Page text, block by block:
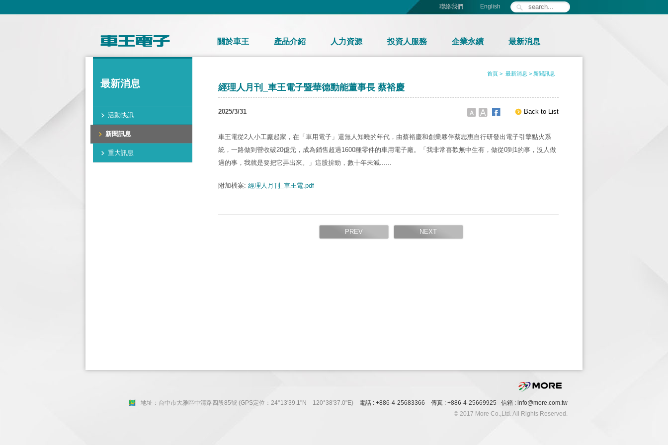
聯絡我們 English
關於車王 產品介紹 人力資源 投資人服務 企業永續 最新消息
最新消息
活動快訊
新聞訊息
重大訊息
首頁 最新消息 新聞訊息
經理人月刊_車王電子暨華德動能董事長 蔡裕慶
2025/3/31 Back to List
車王電從2人小工廠起家，在「車用電子」還無人知曉的年代，由蔡裕慶和創業夥伴蔡志惠自行研發出電子引擎點火系
統，一路做到營收破20億元，成為銷售超過1600種零件的車用電子廠。「我非常喜歡無中生有，做從0到1的事，沒人做
過的事，我就是要把它弄出來。」這股拚勁，數十年未減......
附加檔案: 經理人月刊_車王電.pdf
地址：台中市大雅區中清路四段85號 (GPS定位：24°13'39.1"N 120°38'37.0"E)
電話 : +886-4-25683366 傳真 : +886-4-25669925 信箱 : info@more.com.tw
© 2017 More Co.,Ltd. All Rights Reserved.